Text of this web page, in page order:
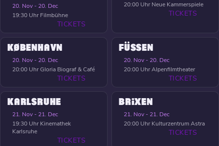
20. Nov - 20. Dec
19:30 Uhr Filmbühne
TICKETS
20:00 Uhr Neue Kammerspiele
TICKETS
KØBENHAVN
20. Nov - 20. Dec
20:00 UhrGloria Biograf & Café
TICKETS
FÜSSEN
20. Nov - 20. Dec
20:00 UhrAlpenfilmtheater
TICKETS
KARLSRUHE
21. Nov - 21. Dec
19:30 Uhr Kinemathek
Karlsruhe
TICKETS
BRIXEN
21. Nov - 21. Dec
20:00 Uhr Kulturzentrum Astra
TICKETS